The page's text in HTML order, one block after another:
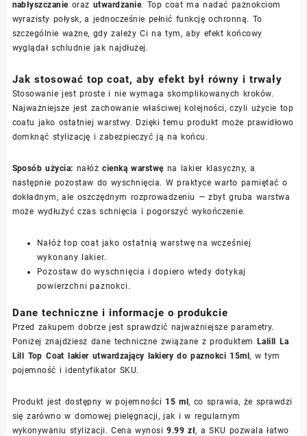
nabłyszczanieoraz utwardzanie. Top coat ma nadać paznokciom
wyrazisty połysk, a jednocześnie pełnić funkcję ochronną. To
szczególnie ważne, gdy zależy Ci na tym, aby efekt końcowy
wyglądał schludnie jak najdłużej.
Jak stosować top coat, aby efekt był równy i trwały
Stosowanie jest proste i nie wymaga skomplikowanych kroków.
Najważniejsze jest zachowanie właściwej kolejności, czyli użycie top
coatu jako ostatniej warstwy. Dzięki temu produkt może prawidłowo
domknąć stylizację i zabezpieczyć ją na końcu.
Sposób użycia: nałóżcienką warstwęna lakier klasyczny, a
następnie pozostaw do wyschnięcia. W praktyce warto pamiętać o
dokładnym, ale oszczędnym rozprowadzeniu — zbyt gruba warstwa
może wydłużyć czas schnięcia i pogorszyć wykończenie.
Nałóż top coat jako ostatnią warstwę na wcześniej
wykonany lakier.
Pozostaw do wyschnięcia i dopiero wtedy dotykaj
powierzchni paznokci.
Dane techniczne i informacje o produkcie
Przed zakupem dobrze jest sprawdzić najważniejsze parametry.
Poniżej znajdziesz dane techniczne związane z produktem Lalill La
Lill Top Coat lakier utwardzający lakiery do paznokci 15ml, w tym
pojemność i identyfikator SKU.
Produkt jest dostępny w pojemności 15 ml, co sprawia, że sprawdzi
się zarówno w domowej pielęgnacji, jak i w regularnym
wykonywaniu stylizacji. Cena wynosi9.99 zł, a SKU pozwala łatwo